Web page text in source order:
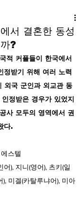
서 결혼한 동성
?
적 커플들이 한국에서
정받기 위해 여러 노력
외국 군인과 외교관 동
정받은 경우가 있었지
사 모두의 영역에서 권
다.
스텔
어), 지니(영어), 츠키(일
), 미겔(카탈루냐어), 미아